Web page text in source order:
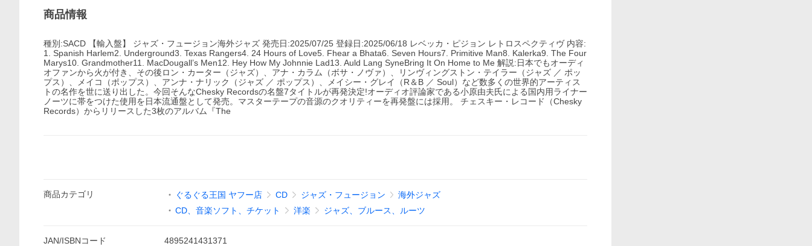
商品情報
種別:SACD 【輸入盤】 ジャズ・フュージョン海外ジャズ 発売日:2025/07/25 登録日:2025/06/18 レベッカ・ピジョン レトロスペクティヴ 内容:
1. Spanish Harlem2. Underground3. Texas Rangers4. 24 Hours of Love5. Fhear a Bhata6. Seven Hours7. Primitive Man8. Kalerka9. The Four
Marys10. Grandmother11. MacDougall’s Men12. Hey How My Johnnie Lad13. Auld Lang SyneBring It On Home to Me 解説:日本でもオーディ
オファンから火が付き、その後ロン・カーター（ジャズ）、アナ・カラム（ボサ・ノヴァ）、リンヴィングストン・テイラー（ジャズ ／ ポッ
プス）、メイコ（ポップス）、アンナ・ナリック（ジャズ ／ ポップス）、メイシー・グレイ（R＆B ／ Soul）など数多くの世界的アーティス
トの名作を世に送り出した。今回そんなChesky Recordsの名盤7タイトルが再発決定!オーディオ評論家である小原由夫氏による国内用ライナー
ノーツに帯をつけた使用を日本流通盤として発売。マスターテープの音源のクオリティーを再発盤には採用。 チェスキー・レコード（Chesky
Records）からリリースした3枚のアルバム『The
商品カテゴリ ぐるぐる王国 ヤフー店 CD ジャズ・フュージョン
海外ジャズ
CD、音楽ソフト、チケット
洋楽 ジャズ、ブルース、ルーツ
JAN/ISBNコード 4895241431371